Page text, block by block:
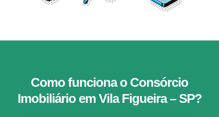
Como funciona o Consórcio
Imobiliário em Vila Figueira – SP?